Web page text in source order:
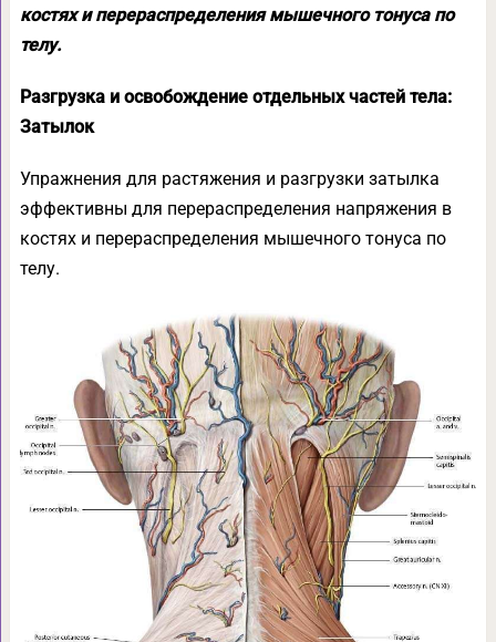
костях и перераспределения мышечного тонуса по
телу.
Разгрузка и освобождение отдельных частей тела:
Затылок
Упражнения для растяжения и разгрузки затылка
эффективны для перераспределения напряжения в
костях и перераспределения мышечного тонуса по
телу.